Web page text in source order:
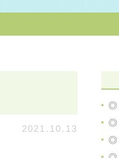
2021.10.13
◎
◎
◎